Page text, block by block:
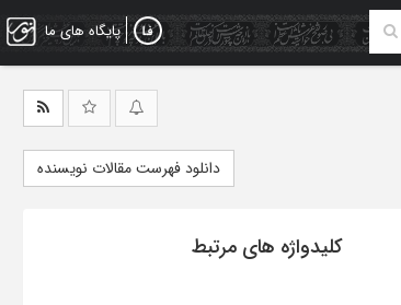
پایگاه های ما
دانلود فهرست مقالات نویسنده
کلیدواژه های مرتبط